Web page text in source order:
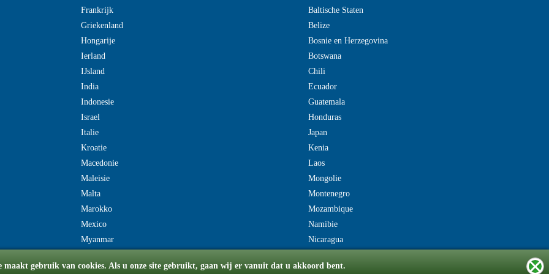
maakt gebruik van cookies. Als u onze site gebruikt, gaan wij er vanuit dat u akkoord bent.
Frankrijk
Griekenland
Hongarije
Ierland
IJsland
India
Indonesie
Israel
Italie
Kroatie
Macedonie
Maleisie
Malta
Marokko
Mexico
Myanmar
Baltische Staten
Belize
Bosnie en Herzegovina
Botswana
Chili
Ecuador
Guatemala
Honduras
Japan
Kenia
Laos
Mongolie
Montenegro
Mozambique
Namibie
Nicaragua
© Copyright 2008-2026 flydriverondreis.be